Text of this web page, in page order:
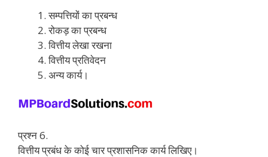
सम्पत्तियों का प्रबन्ध
रोकड़ का प्रबन्ध
वित्तीय लेखा रखना
वित्तीय प्रतिवेदन
अन्य कार्य।
प्रश्न 6.
वित्तीय प्रबंध के कोई चार प्रशासनिक कार्य लिखिए।